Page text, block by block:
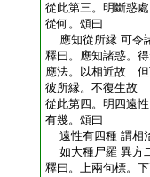
從此第三。明斷惑
從何。頌曰
應知從所縁 可令
釋曰。應知諸惑。
應法。以相近故 但
彼所縁。不復生故
從此第四。明四遠
有幾。頌曰
遠性有四種 謂相
如大種尸羅 異方
釋曰。上兩句標。